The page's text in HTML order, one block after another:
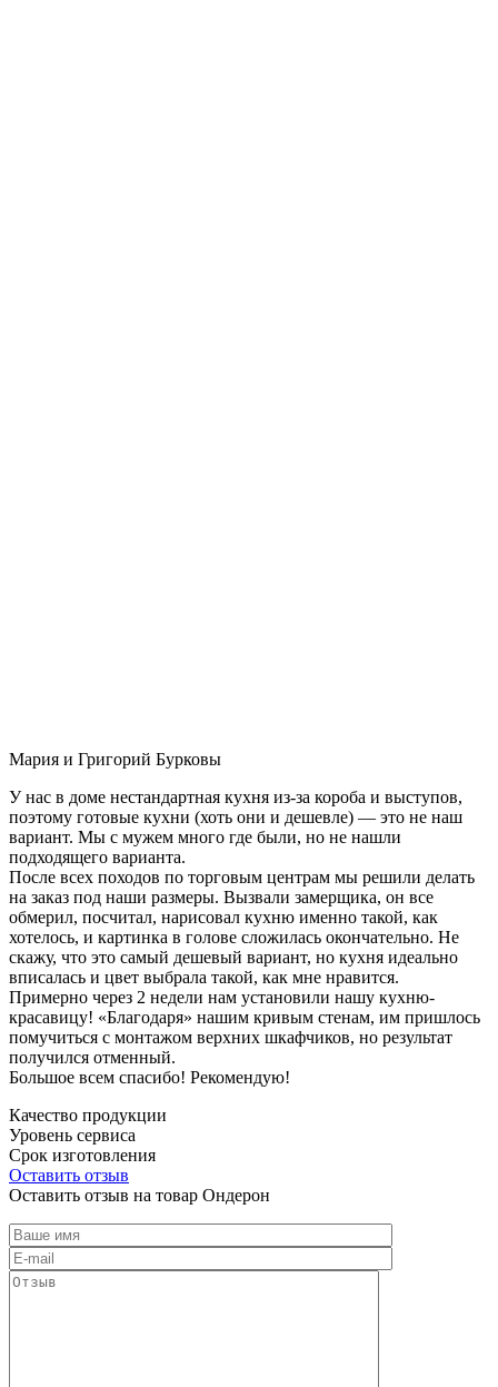
Мария и Григорий Бурковы
У нас в доме нестандартная кухня из-за короба и выступов,
поэтому готовые кухни (хоть они и дешевле) — это не наш
вариант. Мы с мужем много где были, но не нашли
подходящего варианта.
После всех походов по торговым центрам мы решили делать
на заказ под наши размеры. Вызвали замерщика, он все
обмерил, посчитал, нарисовал кухню именно такой, как
хотелось, и картинка в голове сложилась окончательно. Не
скажу, что это самый дешевый вариант, но кухня идеально
вписалась и цвет выбрала такой, как мне нравится.
Примерно через 2 недели нам установили нашу кухню-
красавицу! «Благодаря» нашим кривым стенам, им пришлось
помучиться с монтажом верхних шкафчиков, но результат
получился отменный.
Большое всем спасибо! Рекомендую!
Качество продукции
Уровень сервиса
Срок изготовления
Оставить отзыв
Оставить отзыв на товар Ондерон